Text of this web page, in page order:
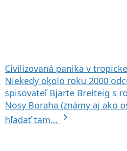
Civilizovaná panika v
Niekedy okolo roku 2000
spisovateľ Bjarte Breiteig s
Nosy Boraha (známy aj ako
hľadať tam… chevron_right